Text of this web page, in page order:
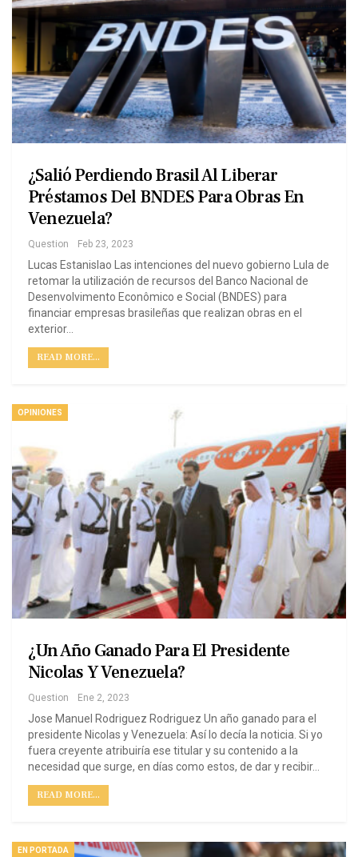
¿Salió Perdiendo Brasil Al Liberar
Préstamos Del BNDES Para Obras En
Venezuela?
Question Feb 23, 2023
Lucas Estanislao Las intenciones del nuevo gobierno Lula de
retomar la utilización de recursos del Banco Nacional de
Desenvolvimento Econômico e Social (BNDES) para
financiar empresas brasileñas que realizan obras en el
exterior…
READ MORE...
OPINIONES
¿Un Año Ganado Para El Presidente
Nicolas Y Venezuela?
Question Ene 2, 2023
Jose Manuel Rodriguez Rodriguez Un año ganado para el
presidente Nicolas y Venezuela: Así lo decía la noticia. Si yo
fuera creyente atribuiría ese titular y su contenido a la
necesidad que surge, en días como estos, de dar y recibir…
READ MORE...
EN PORTADA